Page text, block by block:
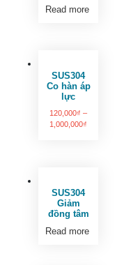
Read more
SUS304
Co hàn áp
lực
120,000₫ –
1,000,000₫
SUS304
Giảm
đồng tâm
Read more